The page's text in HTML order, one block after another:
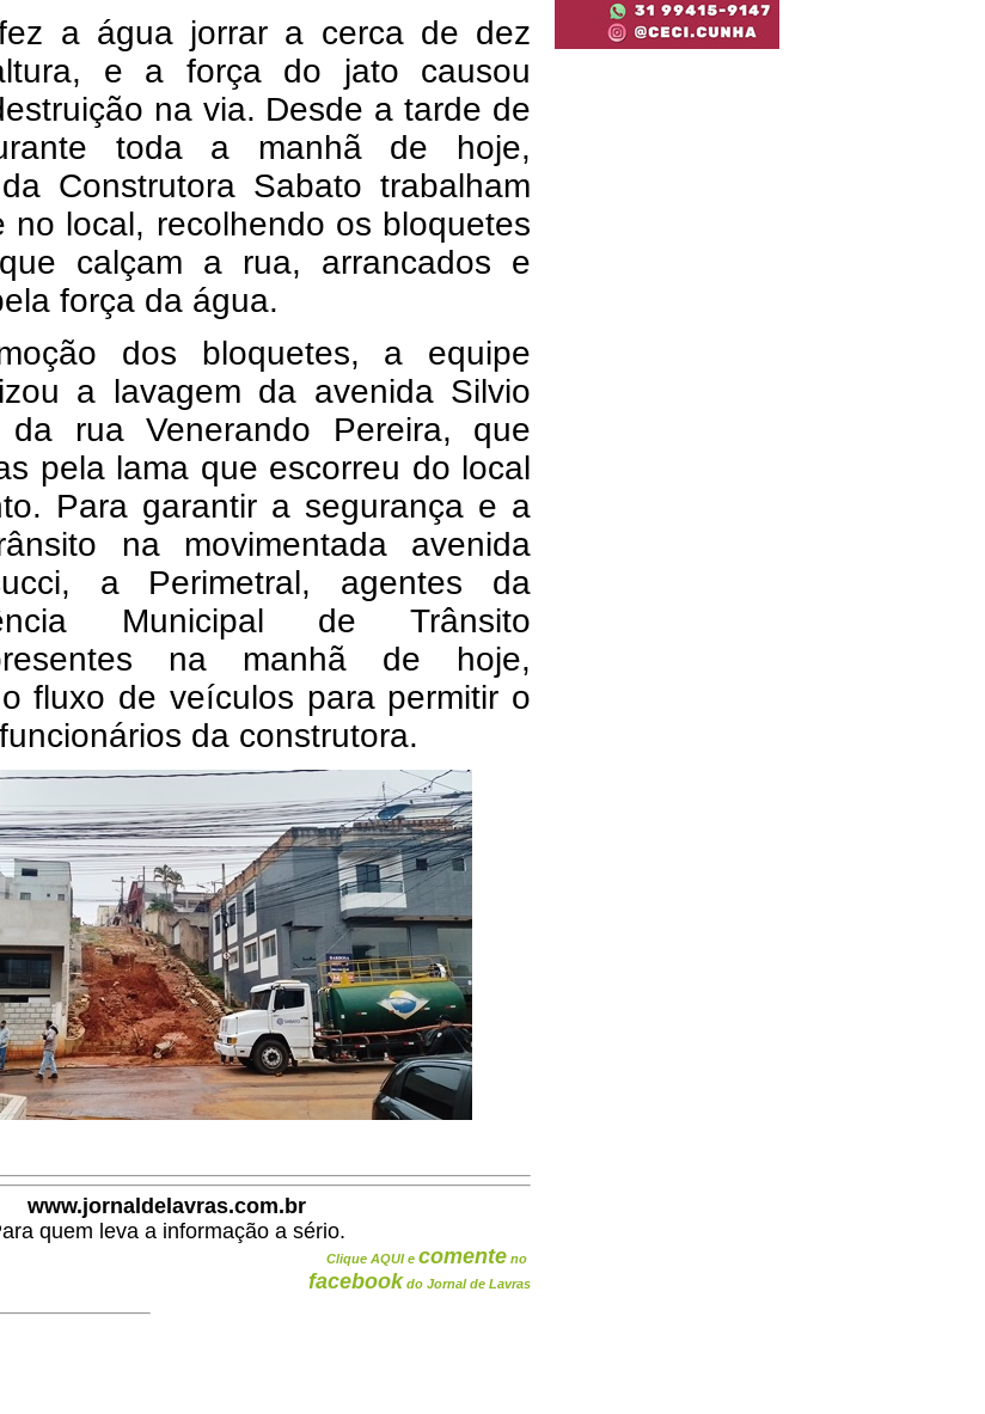
a água jorrar a cerca de dez
e a força do jato causou
na via. Desde a tarde de
toda a manhã de hoje,
Construtora Sabato trabalham
no local, recolhendo os bloquetes
calçam a rua, arrancados e
força da água.
dos bloquetes, a equipe
a lavagem da avenida Silvio
da rua Venerando Pereira, que
pela lama que escorreu do local
Para garantir a segurança e a
na movimentada avenida
a Perimetral, agentes da
Municipal de Trânsito
na manhã de hoje,
fluxo de veículos para permitir o
da construtora.
www.jornaldelavras.com.br
quem leva a informação a sério.
Clique AQUI e comente no
facebook do Jornal de Lavras